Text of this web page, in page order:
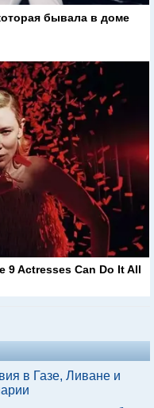
бывала в доме
9 Actresses Can Do It All
в Газе, Ливане и